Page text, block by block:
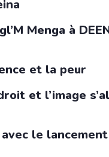
Menga à
et la peur
et l’image
le